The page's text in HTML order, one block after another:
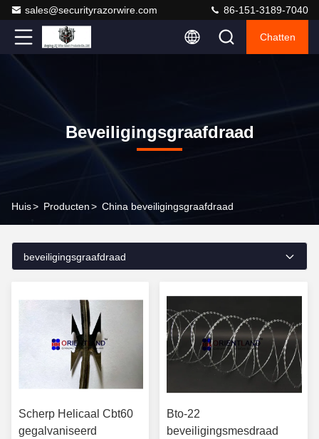
sales@securityrazorwire.com 86-151-3189-7040
Chatten
Beveiligingsgraafdraad
Huis> Producten> China beveiligingsgraafdraad
beveiligingsgraafdraad
Scherp Helicaal Cbt60
gegalvaniseerd
Bto-22
beveiligingsmesdraad